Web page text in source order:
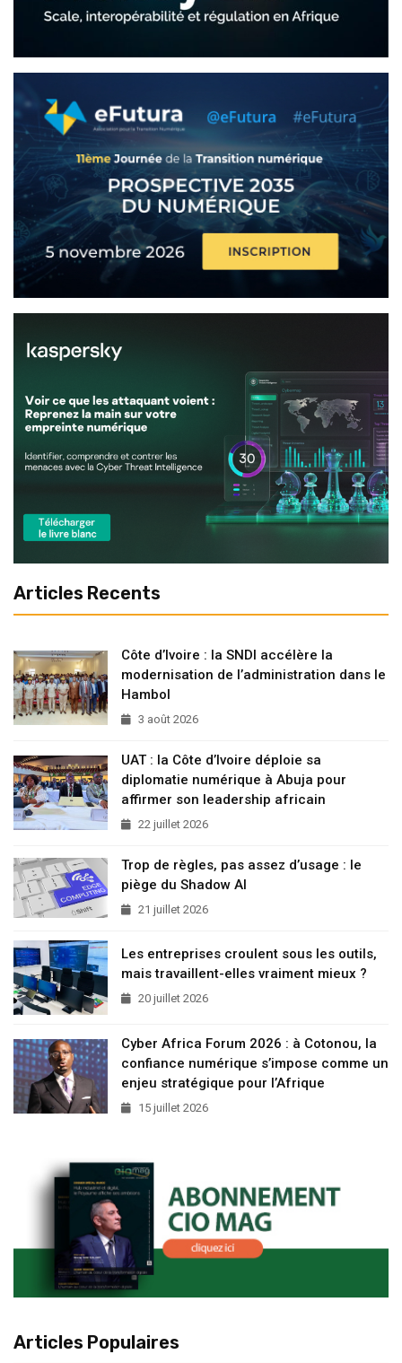
Articles Recents
Côte d’Ivoire : la SNDI accélère la
modernisation de l’administration dans le
Hambol
3 août 2026
UAT : la Côte d’Ivoire déploie sa
diplomatie numérique à Abuja pour
affirmer son leadership africain
22 juillet 2026
Trop de règles, pas assez d’usage : le
piège du Shadow AI
21 juillet 2026
Les entreprises croulent sous les outils,
mais travaillent-elles vraiment mieux ?
20 juillet 2026
Cyber Africa Forum 2026 : à Cotonou, la
confiance numérique s’impose comme un
enjeu stratégique pour l’Afrique
15 juillet 2026
Articles Populaires